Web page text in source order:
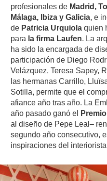
profesionales de Madrid,
Málaga, Ibiza y Galicia, e
de Patricia Urquiola quien
para la firma Laufen. La
ha sido la encargada de
participación de Diego
Velázquez, Teresa Sapey,
las hermanas Carrillo,
Sotilla, permite que el
afiance año tras año. La
año pasado ganó el
al diseño de Pepe Leal–
segundo año consecutivo,
inspiraciones del